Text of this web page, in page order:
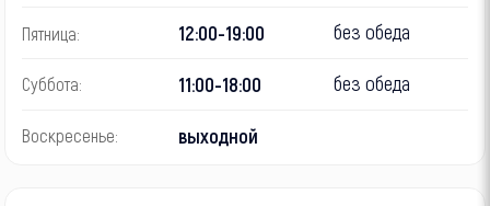
Пятница: 12:00-19:00 без обеда
Суббота: 11:00-18:00 без обеда
Воскресенье: выходной